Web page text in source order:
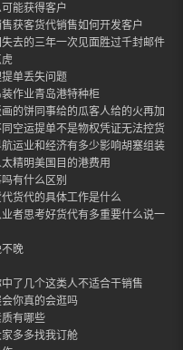
能获得客户
获客货代销售如何开发客户
去的三年一次见面胜过千封邮件外
单丢失问题
作业青岛港特种柜
的饼同事给的瓜客人给的火再加上
空运提单不是物权凭证无法控货
运业和经济有多少影响胡塞组装封
精明美国目的港费用
有什么区别
货代的具体工作是什么
者思考好货代有多重要什么说一定
晚
了几个这类人不适合干销售
你真的会逛吗
有哪些
多多找我订舱